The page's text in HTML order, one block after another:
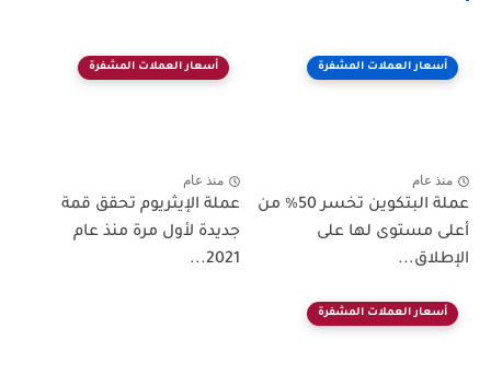
أسعار العملات المشفرة
منذ عام
عملة البتكوين تخسر 50% من
أعلى مستوى لها على
الإطلاق...
أسعار العملات المشفرة
منذ عام
عملة الإيثريوم تحقق قمة
جديدة لأول مرة منذ عام
2021...
أسعار العملات المشفرة